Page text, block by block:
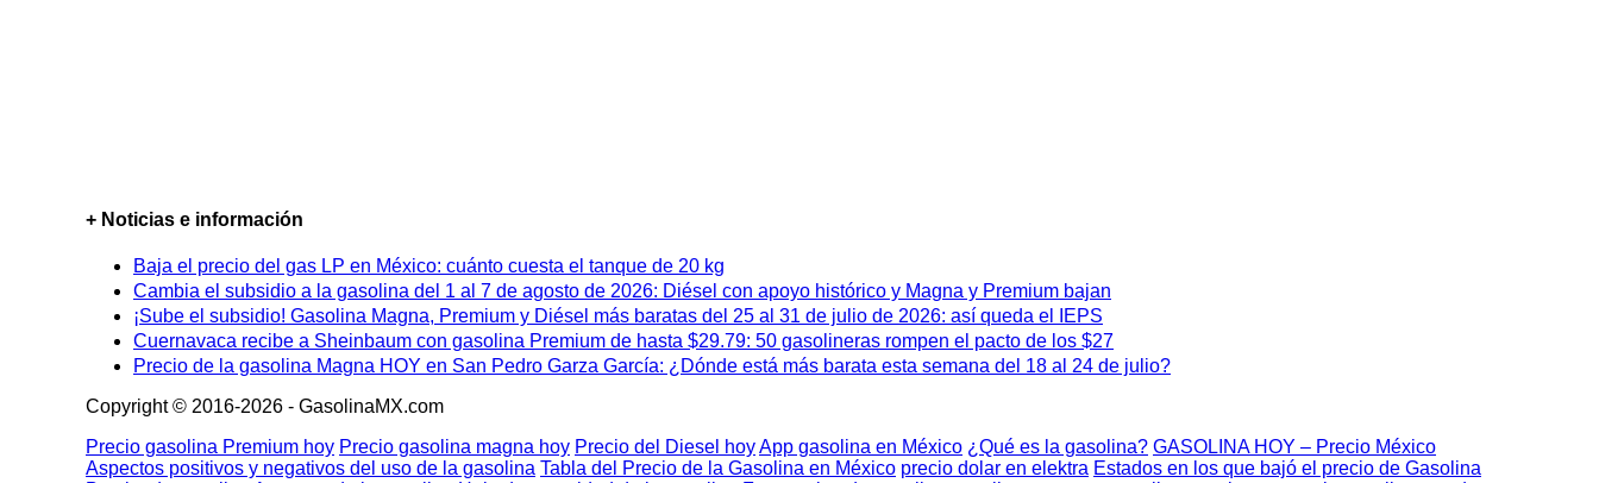
+ Noticias e información
Baja el precio del gas LP en México: cuánto cuesta el tanque de 20 kg
Cambia el subsidio a la gasolina del 1 al 7 de agosto de 2026: Diésel con apoyo histórico y Magna y Premium bajan
¡Sube el subsidio! Gasolina Magna, Premium y Diésel más baratas del 25 al 31 de julio de 2026: así queda el IEPS
Cuernavaca recibe a Sheinbaum con gasolina Premium de hasta $29.79: 50 gasolineras rompen el pacto de los $27
Precio de la gasolina Magna HOY en San Pedro Garza García: ¿Dónde está más barata esta semana del 18 al 24 de julio?
Copyright © 2016-2026 - GasolinaMX.com
Precio gasolina Premium hoy Precio gasolina magna hoy Precio del Diesel hoyApp gasolina en México ¿Qué es la gasolina? GASOLINA HOY – Precio México
Aspectos positivos y negativos del uso de la gasolina Tabla del Precio de la Gasolina en México precio dolar en elektra Estados en los que bajó el precio de Gasolina